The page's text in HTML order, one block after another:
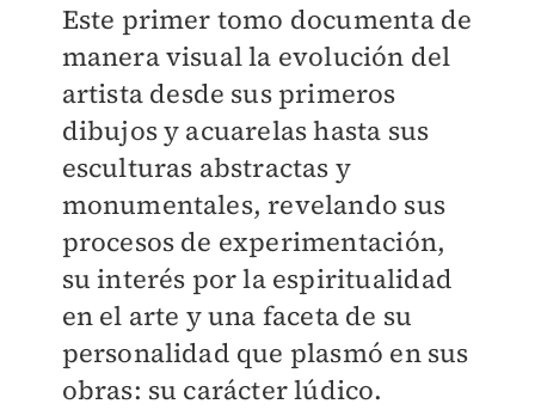
Este primer tomo documenta de
manera visual la evolución del
artista desde sus primeros
dibujos y acuarelas hasta sus
esculturas abstractas y
monumentales, revelando sus
procesos de experimentación,
su interés por la espiritualidad
en el arte y una faceta de su
personalidad que plasmó en sus
obras: su carácter lúdico.